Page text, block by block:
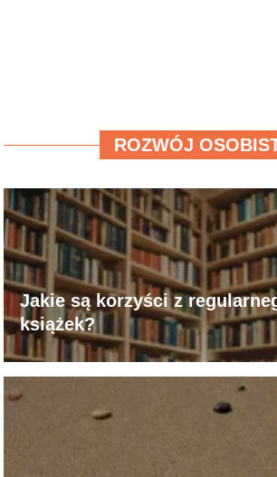
ROZWÓJ
Jakie są korzyści z
książek?